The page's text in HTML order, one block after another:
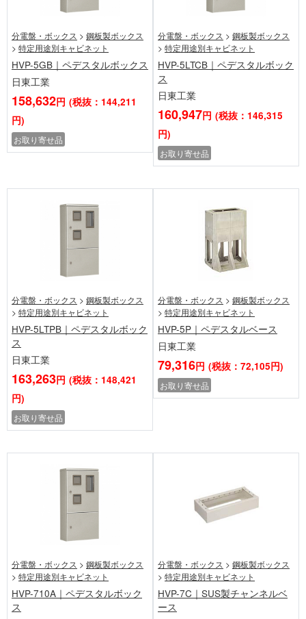
分電盤・ボックス > 鋼板製ボックス
> 特定用途別キャビネット
HVP-5GB｜ペデスタルボックス
日東工業
158,632円 (税抜：144,211
円)
お取り寄せ品
分電盤・ボックス > 鋼板製ボックス
> 特定用途別キャビネット
HVP-5LTCB｜ペデスタルボック
ス
日東工業
160,947円 (税抜：146,315
円)
お取り寄せ品
分電盤・ボックス > 鋼板製ボックス
> 特定用途別キャビネット
HVP-5LTPB｜ペデスタルボック
ス
日東工業
163,263円 (税抜：148,421
円)
お取り寄せ品
分電盤・ボックス > 鋼板製ボックス
> 特定用途別キャビネット
HVP-5P｜ペデスタルベース
日東工業
79,316円 (税抜：72,105円)
お取り寄せ品
分電盤・ボックス > 鋼板製ボックス
> 特定用途別キャビネット
HVP-710A｜ペデスタルボック
ス
分電盤・ボックス > 鋼板製ボックス
> 特定用途別キャビネット
HVP-7C｜SUS製チャンネルベ
ース